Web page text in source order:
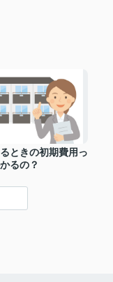
ときの初期費用っ
るの？